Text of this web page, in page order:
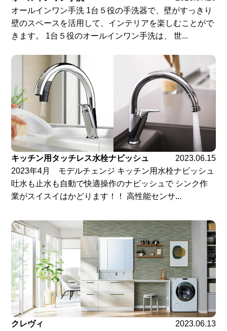
オールインワン手洗 1台５役の手洗器で、壁がすっきり
壁のスペースを活用して、インテリアを楽しむことがで
きます。 1台５役のオールインワン手洗は、 世...
キッチン用タッチレス水栓ナビッシュ
2023.06.15
2023年4月 モデルチェンジ キッチン用水栓ナビッシュ
吐水も止水も自動で快適操作のナビッシュで シンク作
業がスイスイはかどります！！ 高性能センサ...
クレヴィ
2023.06.13